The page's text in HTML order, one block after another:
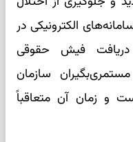
الکترونیکی در
فیش حقوقی
سازمان
و زمان آن متعاقباً